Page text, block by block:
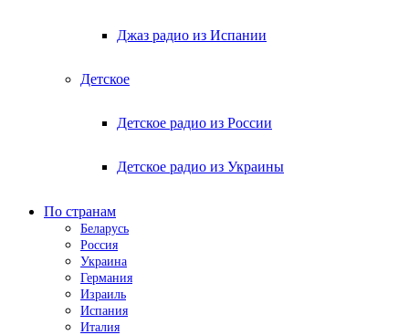
Джаз радио из Испании
Детское
Детское радио из России
Детское радио из Украины
По странам
Беларусь
Россия
Украина
Германия
Израиль
Испания
Италия